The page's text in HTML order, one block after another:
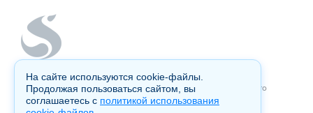
Копирование материалов сайта запрещено без письменного
согласия администрации и преследуется по закону.
На сайте используются cookie-файлы.
Продолжая пользоваться сайтом, вы
соглашаетесь с политикой использования